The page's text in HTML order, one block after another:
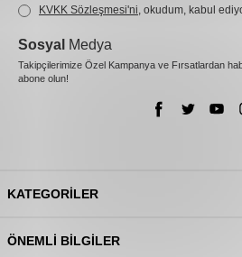
KVKK Sözleşmesi'ni , okudum, kabul
Sosyal Medya
Takipçilerimize Özel Kampanya ve Fırsatlardan
abone olun!
KATEGORILER
ÖNEMLI BILGILER